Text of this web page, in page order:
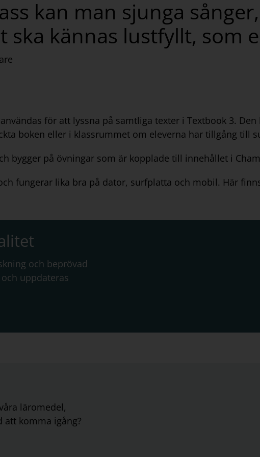
kan man sjunga
ska kännas lustfyllt, som
för att lyssna på samtliga texter i Textbook 3.
boken eller i klassrummet om eleverna har tillgång till
bygger på övningar som är kopplade till innehållet i
fungerar lika bra på dator, surfplatta och mobil. Här
och beprövad
uppdateras
läromedel,
komma igång?